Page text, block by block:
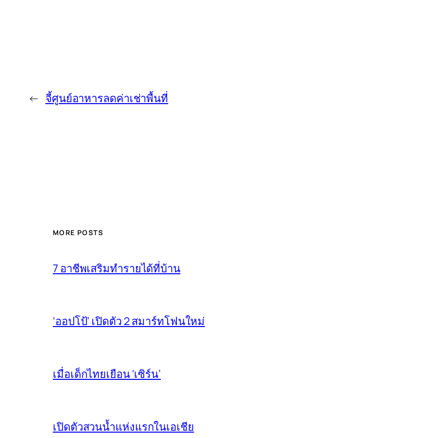
← จี้ศูนย์อาหารลดค่าเช่าพื้นที่
MORE POSTS
7 อาชีพเสริมทำรายได้ที่บ้าน
‘ออปโป้’ เปิดตัว 2 สมาร์ทโฟนใหม่
เมื่อเด็กไทยเยือน ‘เซิร์น’
เปิดตัวสวนน้ำแห่งแรกในเอเชีย